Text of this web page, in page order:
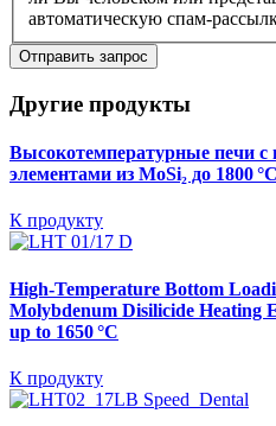
автоматическую спам-
Другие продукты
Bысокотемпературные печи с
элементами из MoSi₂ до 1800 °C
К продукту
High-Temperature Bottom
Molybdenum Disilicide Heating
up to 1650 °C
К продукту